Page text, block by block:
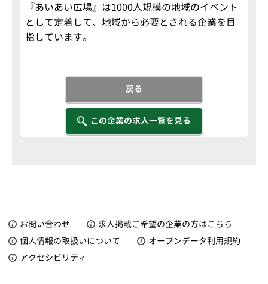
『あいあい広場』は1000人規模の地域のイベント
として定着して、地域から必要とされる企業を目
指しています。
戻る
この企業の求人一覧を見る
お問い合わせ
求人掲載ご希望の企業の方はこちら
個人情報の取扱いについて
オープンデータ利用規約
アクセシビリティ